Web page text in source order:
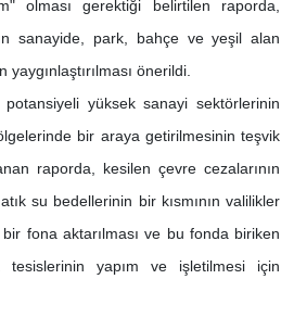
olması gerektiği belirtilen raporda,
sanayide, park, bahçe ve yeşil alan
yaygınlaştırılması önerildi.
yüksek sanayi sektörlerinin
bir araya getirilmesinin teşvik
raporda, kesilen çevre cezalarının
su bedellerinin bir kısmının valilikler
fona aktarılması ve bu fonda biriken
tesislerinin yapım ve işletilmesi için